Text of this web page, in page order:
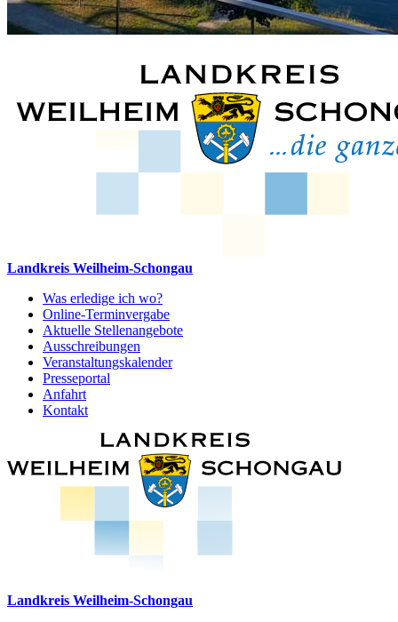
Landkreis Weilheim-Schongau
Was erledige ich wo?
Online-Terminvergabe
Aktuelle Stellenangebote
Ausschreibungen
Veranstaltungskalender
Presseportal
Anfahrt
Kontakt
Landkreis Weilheim-Schongau